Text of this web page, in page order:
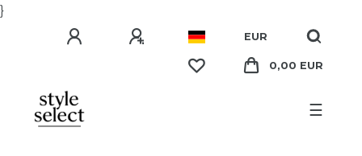
}
EUR
0,00 EUR
☰